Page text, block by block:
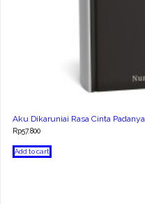
Aku Dikaruniai Rasa Cinta Padanya
Rp57.800
Add to cart